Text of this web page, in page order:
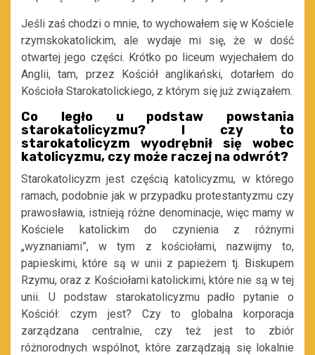
Jeśli zaś chodzi o mnie, to wychowałem się w Kościele
rzymskokatolickim, ale wydaje mi się, że w dość
otwartej jego części. Krótko po liceum wyjechałem do
Anglii, tam, przez Kościół anglikański, dotarłem do
Kościoła Starokatolickiego, z którym się już związałem.
Co legło u podstaw powstania
starokatolicyzmu? I czy to
starokatolicyzm wyodrębnił się wobec
katolicyzmu, czy może raczej na odwrót?
Starokatolicyzm jest częścią katolicyzmu, w którego
ramach, podobnie jak w przypadku protestantyzmu czy
prawosławia, istnieją różne denominacje, więc mamy w
Kościele katolickim do czynienia z różnymi
„wyznaniami”, w tym z kościołami, nazwijmy to,
papieskimi, które są w unii z papieżem tj. Biskupem
Rzymu, oraz z Kościołami katolickimi, które nie są w tej
unii. U podstaw starokatolicyzmu padło pytanie o
Kościół: czym jest? Czy to globalna korporacja
zarządzana centralnie, czy też jest to zbiór
różnorodnych wspólnot, które zarządzają się lokalnie